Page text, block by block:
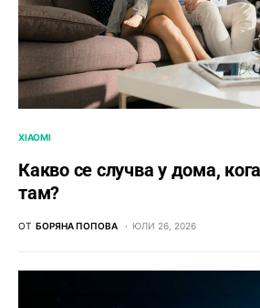
XIAOMI
Какво се случва у дома,
там?
ОТ БОРЯНА ПОПОВА ЮЛИ 26, 2026